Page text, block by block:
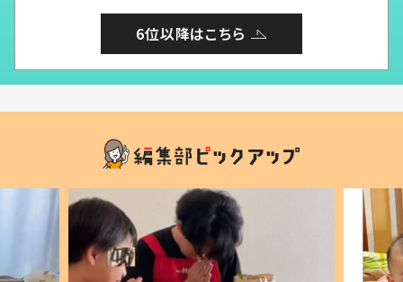
6位以降はこちら